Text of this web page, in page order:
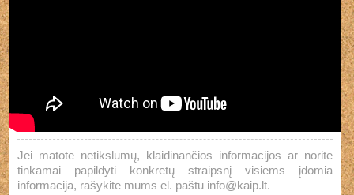
Jei matote netikslumų, klaidinančios informacijos ar norite
tinkamai papildyti konkretų straipsnį visiems įdomia
informacija, rašykite mums el. paštu info@kaip.lt.